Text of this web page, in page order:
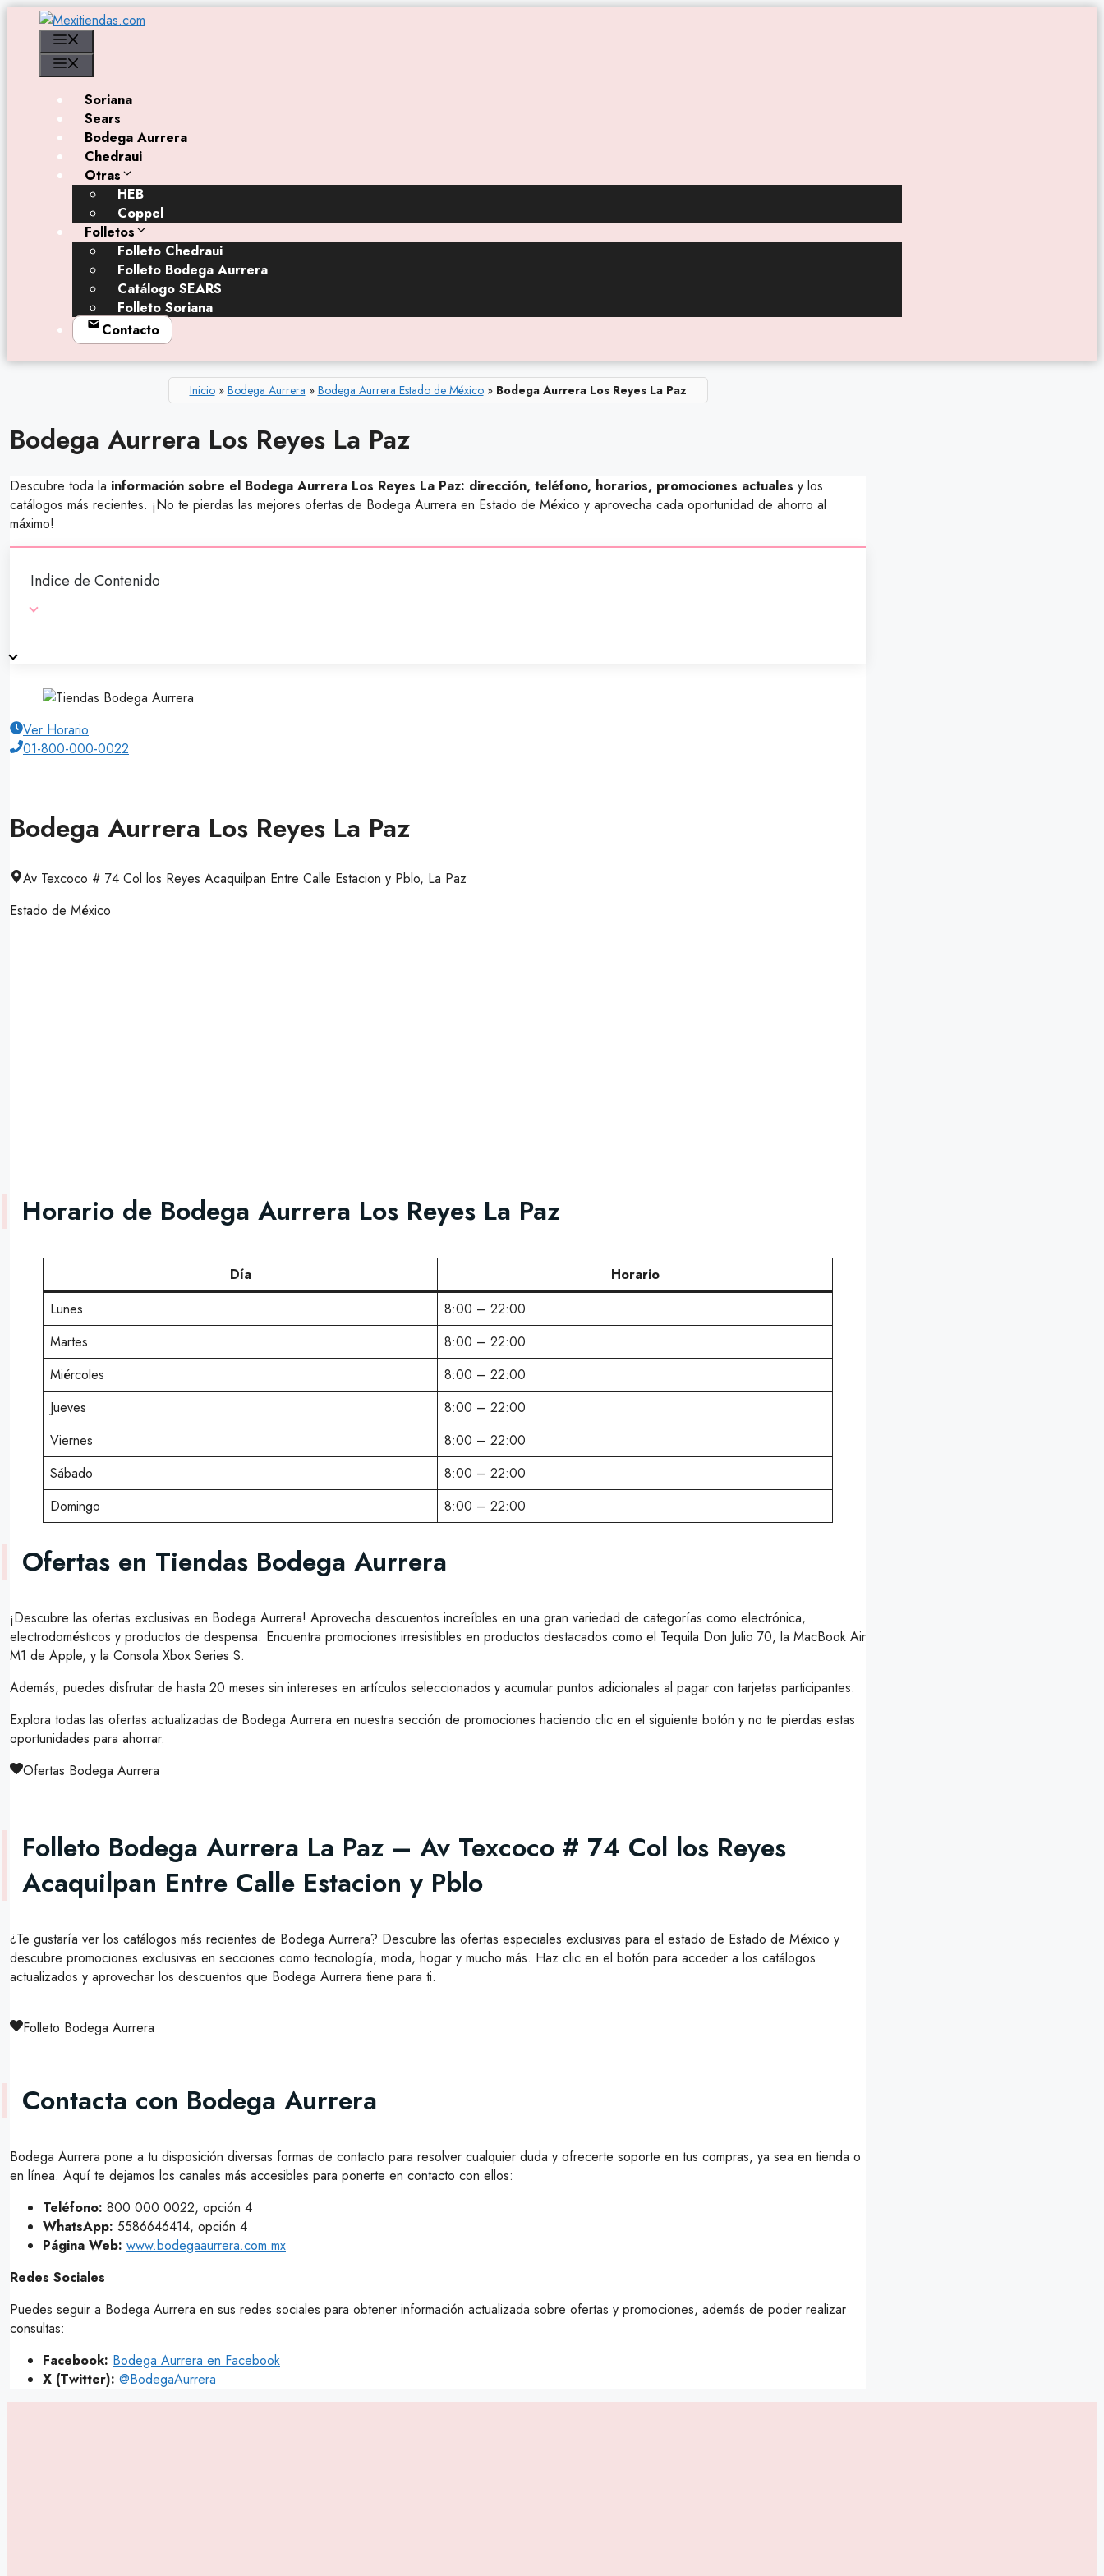
contenido
Soriana
Sears
Bodega Aurrera
Chedraui
Otras
HEB
Coppel
Folletos
Folleto Chedraui
Folleto Bodega Aurrera
Catálogo SEARS
Folleto Soriana
Contacto
Inicio» Bodega Aurrera » Bodega Aurrera Estado de México» Bodega Aurrera Los Reyes La Paz
Bodega Aurrera Los Reyes La Paz
Descubre toda la información sobre el Bodega Aurrera Los Reyes La Paz: dirección, teléfono, horarios, promociones actuales y los
catálogos más recientes. ¡No te pierdas las mejores ofertas de Bodega Aurrera en Estado de México y aprovecha cada oportunidad de ahorro al
máximo!
Indice de Contenido
Ver Horario
01-800-000-0022
Bodega Aurrera Los Reyes La Paz
Av Texcoco # 74 Col los Reyes Acaquilpan Entre Calle Estacion y Pblo, La Paz
Estado de México
Horario de Bodega Aurrera Los Reyes La Paz
Día
Horario
Lunes
8:00 – 22:00
Martes
8:00 – 22:00
Miércoles
8:00 – 22:00
Jueves
8:00 – 22:00
Viernes
8:00 – 22:00
Sábado
8:00 – 22:00
Domingo
8:00 – 22:00
Ofertas en Tiendas Bodega Aurrera
¡Descubre las ofertas exclusivas en Bodega Aurrera! Aprovecha descuentos increíbles en una gran variedad de categorías como electrónica,
electrodomésticos y productos de despensa. Encuentra promociones irresistibles en productos destacados como el Tequila Don Julio 70, la MacBook Air
M1 de Apple, y la Consola Xbox Series S.
Además, puedes disfrutar de hasta 20 meses sin intereses en artículos seleccionados y acumular puntos adicionales al pagar con tarjetas participantes.
Explora todas las ofertas actualizadas de Bodega Aurrera en nuestra sección de promociones haciendo clic en el siguiente botón y no te pierdas estas
oportunidades para ahorrar.
Ofertas Bodega Aurrera
Folleto Bodega Aurrera La Paz – Av Texcoco # 74 Col los Reyes
Acaquilpan Entre Calle Estacion y Pblo
¿Te gustaría ver los catálogos más recientes de Bodega Aurrera? Descubre las ofertas especiales exclusivas para el estado de Estado de México y
descubre promociones exclusivas en secciones como tecnología, moda, hogar y mucho más. Haz clic en el botón para acceder a los catálogos
actualizados y aprovechar los descuentos que Bodega Aurrera tiene para ti.
Folleto Bodega Aurrera
Contacta con Bodega Aurrera
Bodega Aurrera pone a tu disposición diversas formas de contacto para resolver cualquier duda y ofrecerte soporte en tus compras, ya sea en tienda o
en línea. Aquí te dejamos los canales más accesibles para ponerte en contacto con ellos:
Teléfono: 800 000 0022, opción 4
WhatsApp: 5586646414, opción 4
Página Web: www.bodegaaurrera.com.mx
Redes Sociales
Puedes seguir a Bodega Aurrera en sus redes sociales para obtener información actualizada sobre ofertas y promociones, además de poder realizar
consultas:
Facebook: Bodega Aurrera en Facebook
X (Twitter): @BodegaAurrera